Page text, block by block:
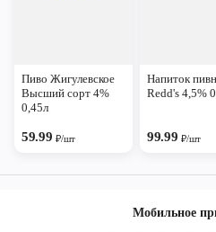
Пиво Жигулевское
Высший сорт 4%
0,45л
59.99₽/шт
Напиток
Redd's 4,5%
99.99₽/шт
Мобильное